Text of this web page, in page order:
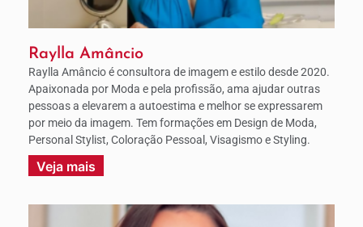
Raylla Amâncio
Raylla Amâncio é consultora de imagem e estilo desde 2020.
Apaixonada por Moda e pela profissão, ama ajudar outras
pessoas a elevarem a autoestima e melhor se expressarem
por meio da imagem. Tem formações em Design de Moda,
Personal Stylist, Coloração Pessoal, Visagismo e Styling.
Veja mais